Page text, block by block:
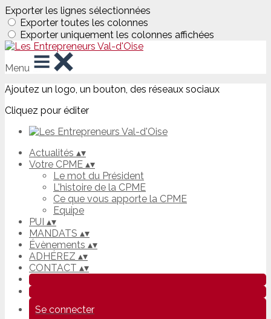
Exporter les lignes sélectionnées
Exporter toutes les colonnes
Exporter uniquement les colonnes affichées
Menu
Ajoutez un logo, un bouton, des réseaux sociaux
Cliquez pour éditer
Actualités ▴▾
Votre CPME ▴▾
Le mot du Président
L'histoire de la CPME
Ce que vous apporte la CPME
Equipe
PUI ▴▾
MANDATS ▴▾
Évènements ▴▾
ADHÉREZ ▴▾
CONTACT ▴▾
Se connecter